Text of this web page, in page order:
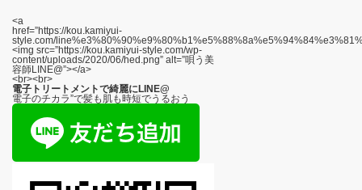
<a
href=”https://kou.kamiyui-
style.com/
<img src=”https://kou.kamiyui-style.com/wp-
content/uploads/2020/06/hed.png” alt=”唄う美
容師LINE@”></a>
<br><br>
電子トリートメントで綺麗にLINE@
電子のチカラ”で髪も肌も時短でうるおう